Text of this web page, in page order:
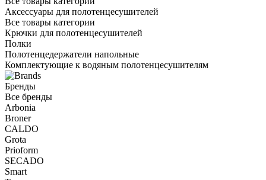
Аксессуары для полотенцесушителей
Все товары категории
Крючки для полотенцесушителей
Полки
Полотенцедержатели напольные
Комплектующие к водяным полотенцесушителям
Бренды
Все бренды
Arbonia
Broner
CALDO
Grota
Prioform
SECADO
Smart